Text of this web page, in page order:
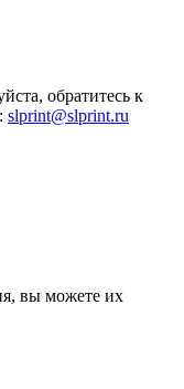
обратитесь к
slprint@slprint.ru
вы можете их